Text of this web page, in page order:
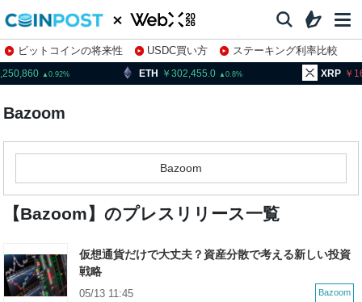
ビットコインの将来性 USDC買い方
ステーキング利率比較
株特集・関連銘柄
0.92 ETH 302,455.0 0.8 XRP
Bazoom
Bazoom
【Bazoom】のプレスリリース一覧
仮想通貨だけで大丈夫？資産分散で考える新しい投資
戦略
Bazoom
05/13 11:45